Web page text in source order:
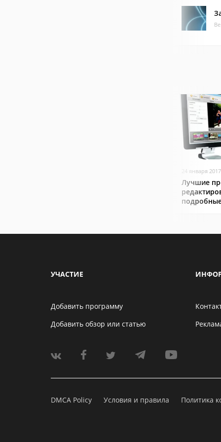
24 января 2017
Лучшие
УЧАСТИЕ
Добавить программу
Добавить обзор или статью
DMCA Policy Условия и правила Политика